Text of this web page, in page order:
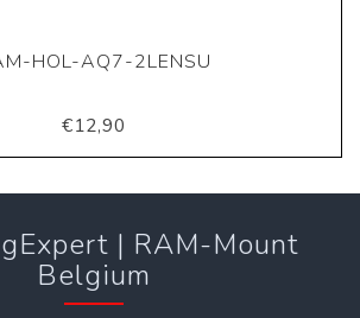
HOL-AQ7-2LENSU
€12,90
| RAM-Mount
Belgium